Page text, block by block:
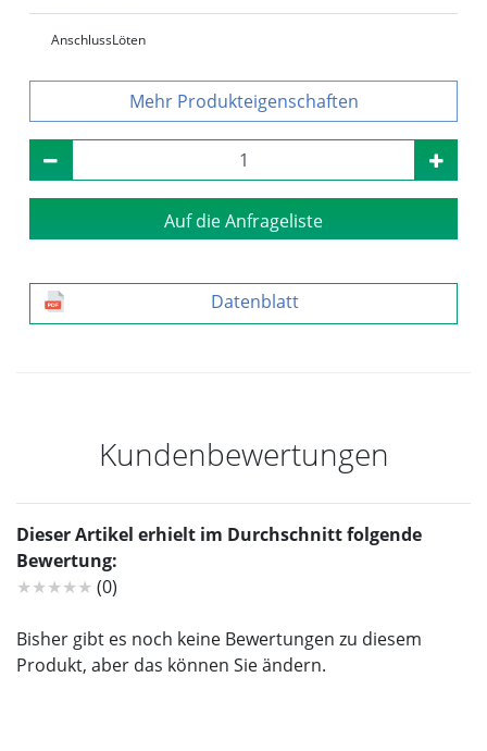
AnschlussLöten
Produkteigenschaften
Auf die Anfrageliste
Datenblatt
Kundenbewertungen
Dieser Artikel erhielt im Durchschnitt folgende
Bewertung:
★★★★★ (0)
Bisher gibt es noch keine Bewertungen zu diesem
Produkt, aber das können Sie ändern.